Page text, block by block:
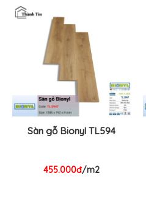
Sàn gỗ Bionyl TL594
455.000đ/m2